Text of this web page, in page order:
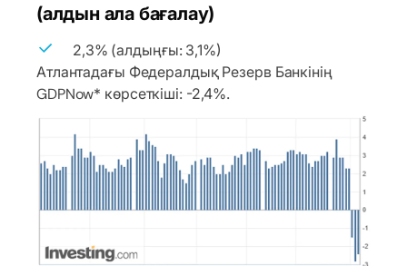
(алдын ала бағалау)
2,3% (алдыңғы: 3,1%)
Атлантадағы Федералдық Резерв Банкінің
GDPNow* көрсеткіші: -2,4%.